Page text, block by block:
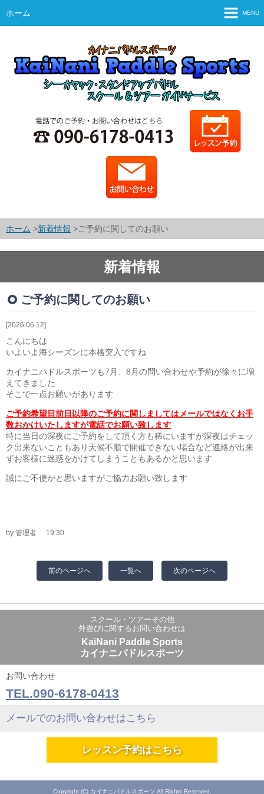
ホーム MENU
ご案内
スタッフ紹介・運営会社
SUPとは？
シーカヤックのコース・料金
予約・申込方法
ブログ
動画
ホーム 新着情報 ご予約に関してのお願い
新着情報
2026.06.12
ご予約に関してのお願い
こんにちは
いよいよ海シーズンに本格突入ですね
カイナニパドルスポーツも7月、8月の問い合わせや予約が徐々に増
えてきました
そこで一点お願いがあります
ご予約希望日前日以降のご予約に関しましてはメールではなくお手
数おかけいたしますが電話でお願い致します
特に当日の深夜にご予約をして頂く方も稀にいますが深夜はチェッ
ク出来ないこともあり天候不順で開催できない場合など連絡が出来
ずお客様に迷惑をかけてしまうこともあるかと思います
誠にご不便かと思いますがご協力お願い致します
by 管理者 19:30
前のページへ 一覧へ 次のページへ
スクール・ツアーその他
外遊びに関するお問い合わせは
KaiNani Paddle Sports
カイナニパドルスポーツ
お問い合わせ
TEL.090-6178-0413
メールでのお問い合わせはこちら
レッスン予約はこちら
Copyright (C) カイナニパドルスポーツ All Rights Reserved.